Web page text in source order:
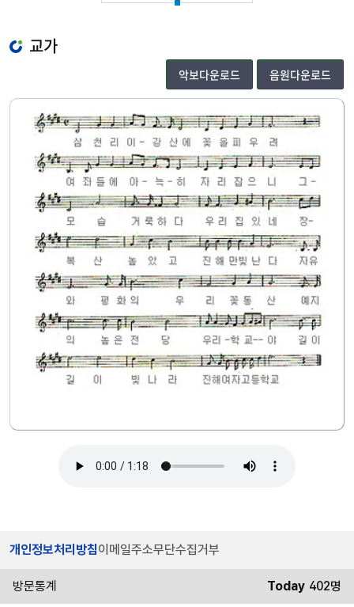
교가
악보다운로드 음원다운로드
개인정보처리방침이메일주소무단수집거부
방문통계 Today 402명